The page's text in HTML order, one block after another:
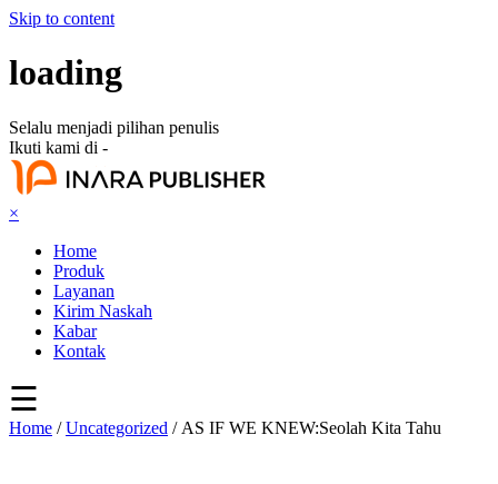
Skip to content
loading
Selalu menjadi pilihan penulis
Ikuti kami di -
×
Home
Produk
Layanan
Kirim Naskah
Kabar
Kontak
☰
Home /Uncategorized / AS IF WE KNEW:Seolah Kita Tahu